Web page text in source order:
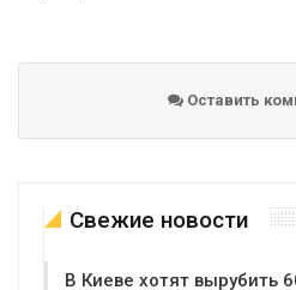
Оставить
Свежие новости
В Киеве хотят вырубить